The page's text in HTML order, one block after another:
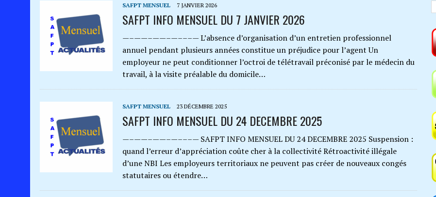
SAFPT MENSUEL 7 JANVIER 2026
SAFPT INFO MENSUEL DU 7 JANVIER 2026
—–——–——–—–––— L’absence d’organisation d’un entretien professionnel
annuel pendant plusieurs années constitue un préjudice pour l’agent Un
employeur ne peut conditionner l’octroi de télétravail préconisé par le médecin du
travail, à la visite préalable du domicile…
SAFPT MENSUEL 23 DÉCEMBRE 2025
SAFPT INFO MENSUEL DU 24 DECEMBRE 2025
—–——–——–—–––— SAFPT INFO MENSUEL DU 24 DECEMBRE 2025 Suspension :
quand l’erreur d’appréciation coûte cher à la collectivité Rétroactivité illégale
d’une NBI Les employeurs territoriaux ne peuvent pas créer de nouveaux congés
statutaires ou étendre…